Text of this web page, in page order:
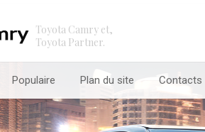
Toyota Camry et,
Toyota Partner.
Populaire Plan du site Contacts